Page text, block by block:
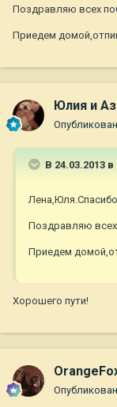
Поздравляю всех
Приедем
Юлия и
В 24.03.2013
Поздравляю всех
Приедем
Хорошего пути!